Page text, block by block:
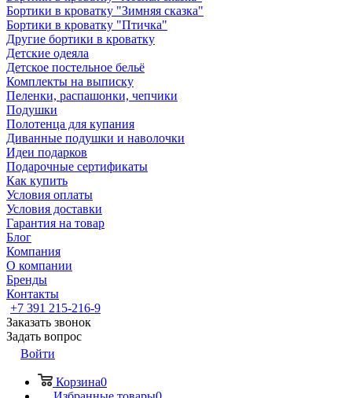
Бортики в кроватку "Зимняя сказка"
Бортики в кроватку "Птичка"
Другие бортики в кроватку
Детские одеяла
Детское постельное бельё
Комплекты на выписку
Пеленки, распашонки, чепчики
Подушки
Полотенца для купания
Диванные подушки и наволочки
Идеи подарков
Подарочные сертификаты
Как купить
Условия оплаты
Условия доставки
Гарантия на товар
Блог
Компания
О компании
Бренды
Контакты
+7 391 215-216-9
Заказать звонок
Задать вопрос
Войти
Корзина0